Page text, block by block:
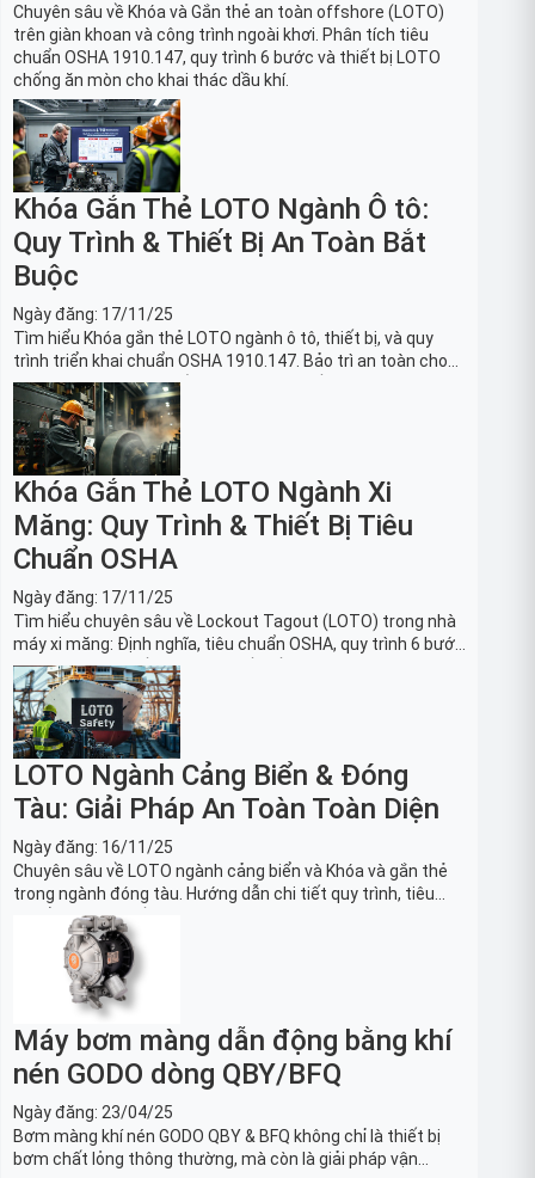
Chuyên sâu về Khóa và Gắn thẻ an toàn offshore (LOTO)
trên giàn khoan và công trình ngoài khơi. Phân tích tiêu
chuẩn OSHA 1910.147, quy trình 6 bước và thiết bị LOTO
chống ăn mòn cho khai thác dầu khí.
Khóa Gắn Thẻ LOTO Ngành Ô tô:
Quy Trình & Thiết Bị An Toàn Bắt
Buộc
Ngày đăng: 17/11/25
Tìm hiểu Khóa gắn thẻ LOTO ngành ô tô, thiết bị, và quy
trình triển khai chuẩn OSHA 1910.147. Bảo trì an toàn cho
robot, băng tải sản xuất ô tô và dây chuyền lắp ráp xe hơi.
Khóa Gắn Thẻ LOTO Ngành Xi
Măng: Quy Trình & Thiết Bị Tiêu
Chuẩn OSHA
Ngày đăng: 17/11/25
Tìm hiểu chuyên sâu về Lockout Tagout (LOTO) trong nhà
máy xi măng: Định nghĩa, tiêu chuẩn OSHA, quy trình 6 bước
và danh sách thiết bị LOTO thiết yếu. Giải pháp bảo trì lò
nung, máy nghiền an toàn.
LOTO Ngành Cảng Biển & Đóng
Tàu: Giải Pháp An Toàn Toàn Diện
Ngày đăng: 16/11/25
Chuyên sâu về LOTO ngành cảng biển và Khóa và gắn thẻ
trong ngành đóng tàu. Hướng dẫn chi tiết quy trình, tiêu
chuẩn OSHA, thiết bị và Giải pháp LOTO trong công nghiệp
đóng tàu toàn diện.
Máy bơm màng dẫn động bằng khí
nén GODO dòng QBY/BFQ
Ngày đăng: 23/04/25
Bơm màng khí nén GODO QBY & BFQ không chỉ là thiết bị
bơm chất lỏng thông thường, mà còn là giải pháp vận